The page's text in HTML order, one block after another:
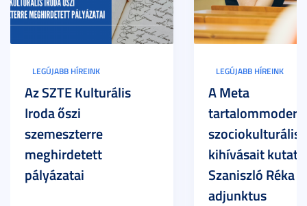
LEGÚJABB HÍREINK
Az SZTE Kulturális
Iroda őszi
szemeszterre
meghirdetett
pályázatai
LEGÚJABB HÍREINK
A Meta
szociokulturális
kihívásait
Szaniszló Réka
adjunktus